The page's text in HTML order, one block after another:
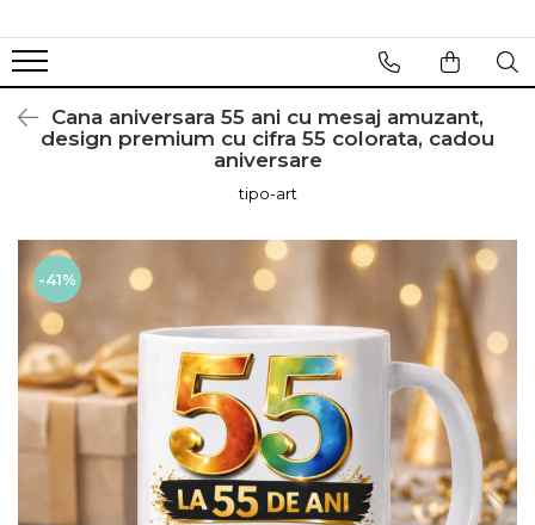
Cana aniversara 55 ani cu mesaj amuzant,
design premium cu cifra 55 colorata, cadou
aniversare
tipo-art
-41%